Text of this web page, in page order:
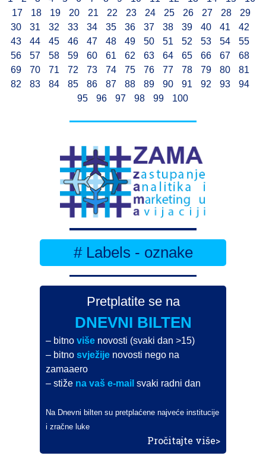
17
18 19 20 21 22 23 24 25 26 27 28
29
30
31 32 33 34 35 36 37 38 39 40 41
42
43
44 45 46 47 48 49 50 51 52 53 54
55
56
57 58 59 60 61 62 63 64 65 66 67
68
69
70 71 72 73 74 75 76 77 78 79 80
81
82
83 84 85 86 87 88 89 90 91 92 93
94
95
96 97 98 99 100
# Labels - oznake
Pretplatite se na
DNEVNI BILTEN
– bitnoviše novosti (svaki dan >15)
– bitnosvježije novosti nego na
zamaaero
– stiže na vaš e-mail svaki radni dan
Na Dnevni bilten su pretplaćene najveće institucije
i zračne luke
Pročitajte više>